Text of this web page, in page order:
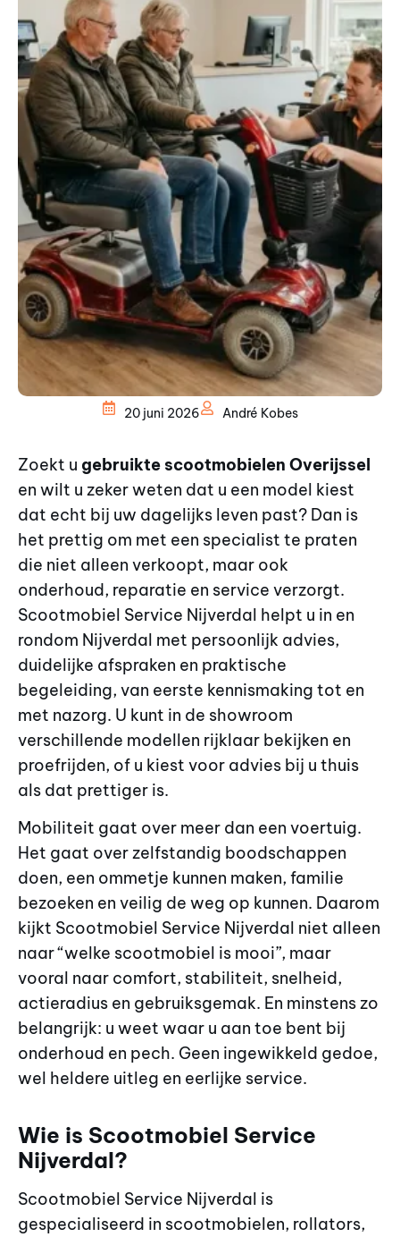
20 juni 2026 André Kobes
Zoekt u gebruikte scootmobielen Overijssel
en wilt u zeker weten dat u een model kiest
dat echt bij uw dagelijks leven past? Dan is
het prettig om met een specialist te praten
die niet alleen verkoopt, maar ook
onderhoud, reparatie en service verzorgt.
Scootmobiel Service Nijverdal helpt u in en
rondom Nijverdal met persoonlijk advies,
duidelijke afspraken en praktische
begeleiding, van eerste kennismaking tot en
met nazorg. U kunt in de showroom
verschillende modellen rijklaar bekijken en
proefrijden, of u kiest voor advies bij u thuis
als dat prettiger is.
Mobiliteit gaat over meer dan een voertuig.
Het gaat over zelfstandig boodschappen
doen, een ommetje kunnen maken, familie
bezoeken en veilig de weg op kunnen. Daarom
kijkt Scootmobiel Service Nijverdal niet alleen
naar “welke scootmobiel is mooi”, maar
vooral naar comfort, stabiliteit, snelheid,
actieradius en gebruiksgemak. En minstens zo
belangrijk: u weet waar u aan toe bent bij
onderhoud en pech. Geen ingewikkeld gedoe,
wel heldere uitleg en eerlijke service.
Wie is Scootmobiel Service
Nijverdal?
Scootmobiel Service Nijverdal is
gespecialiseerd in scootmobielen, rollators,